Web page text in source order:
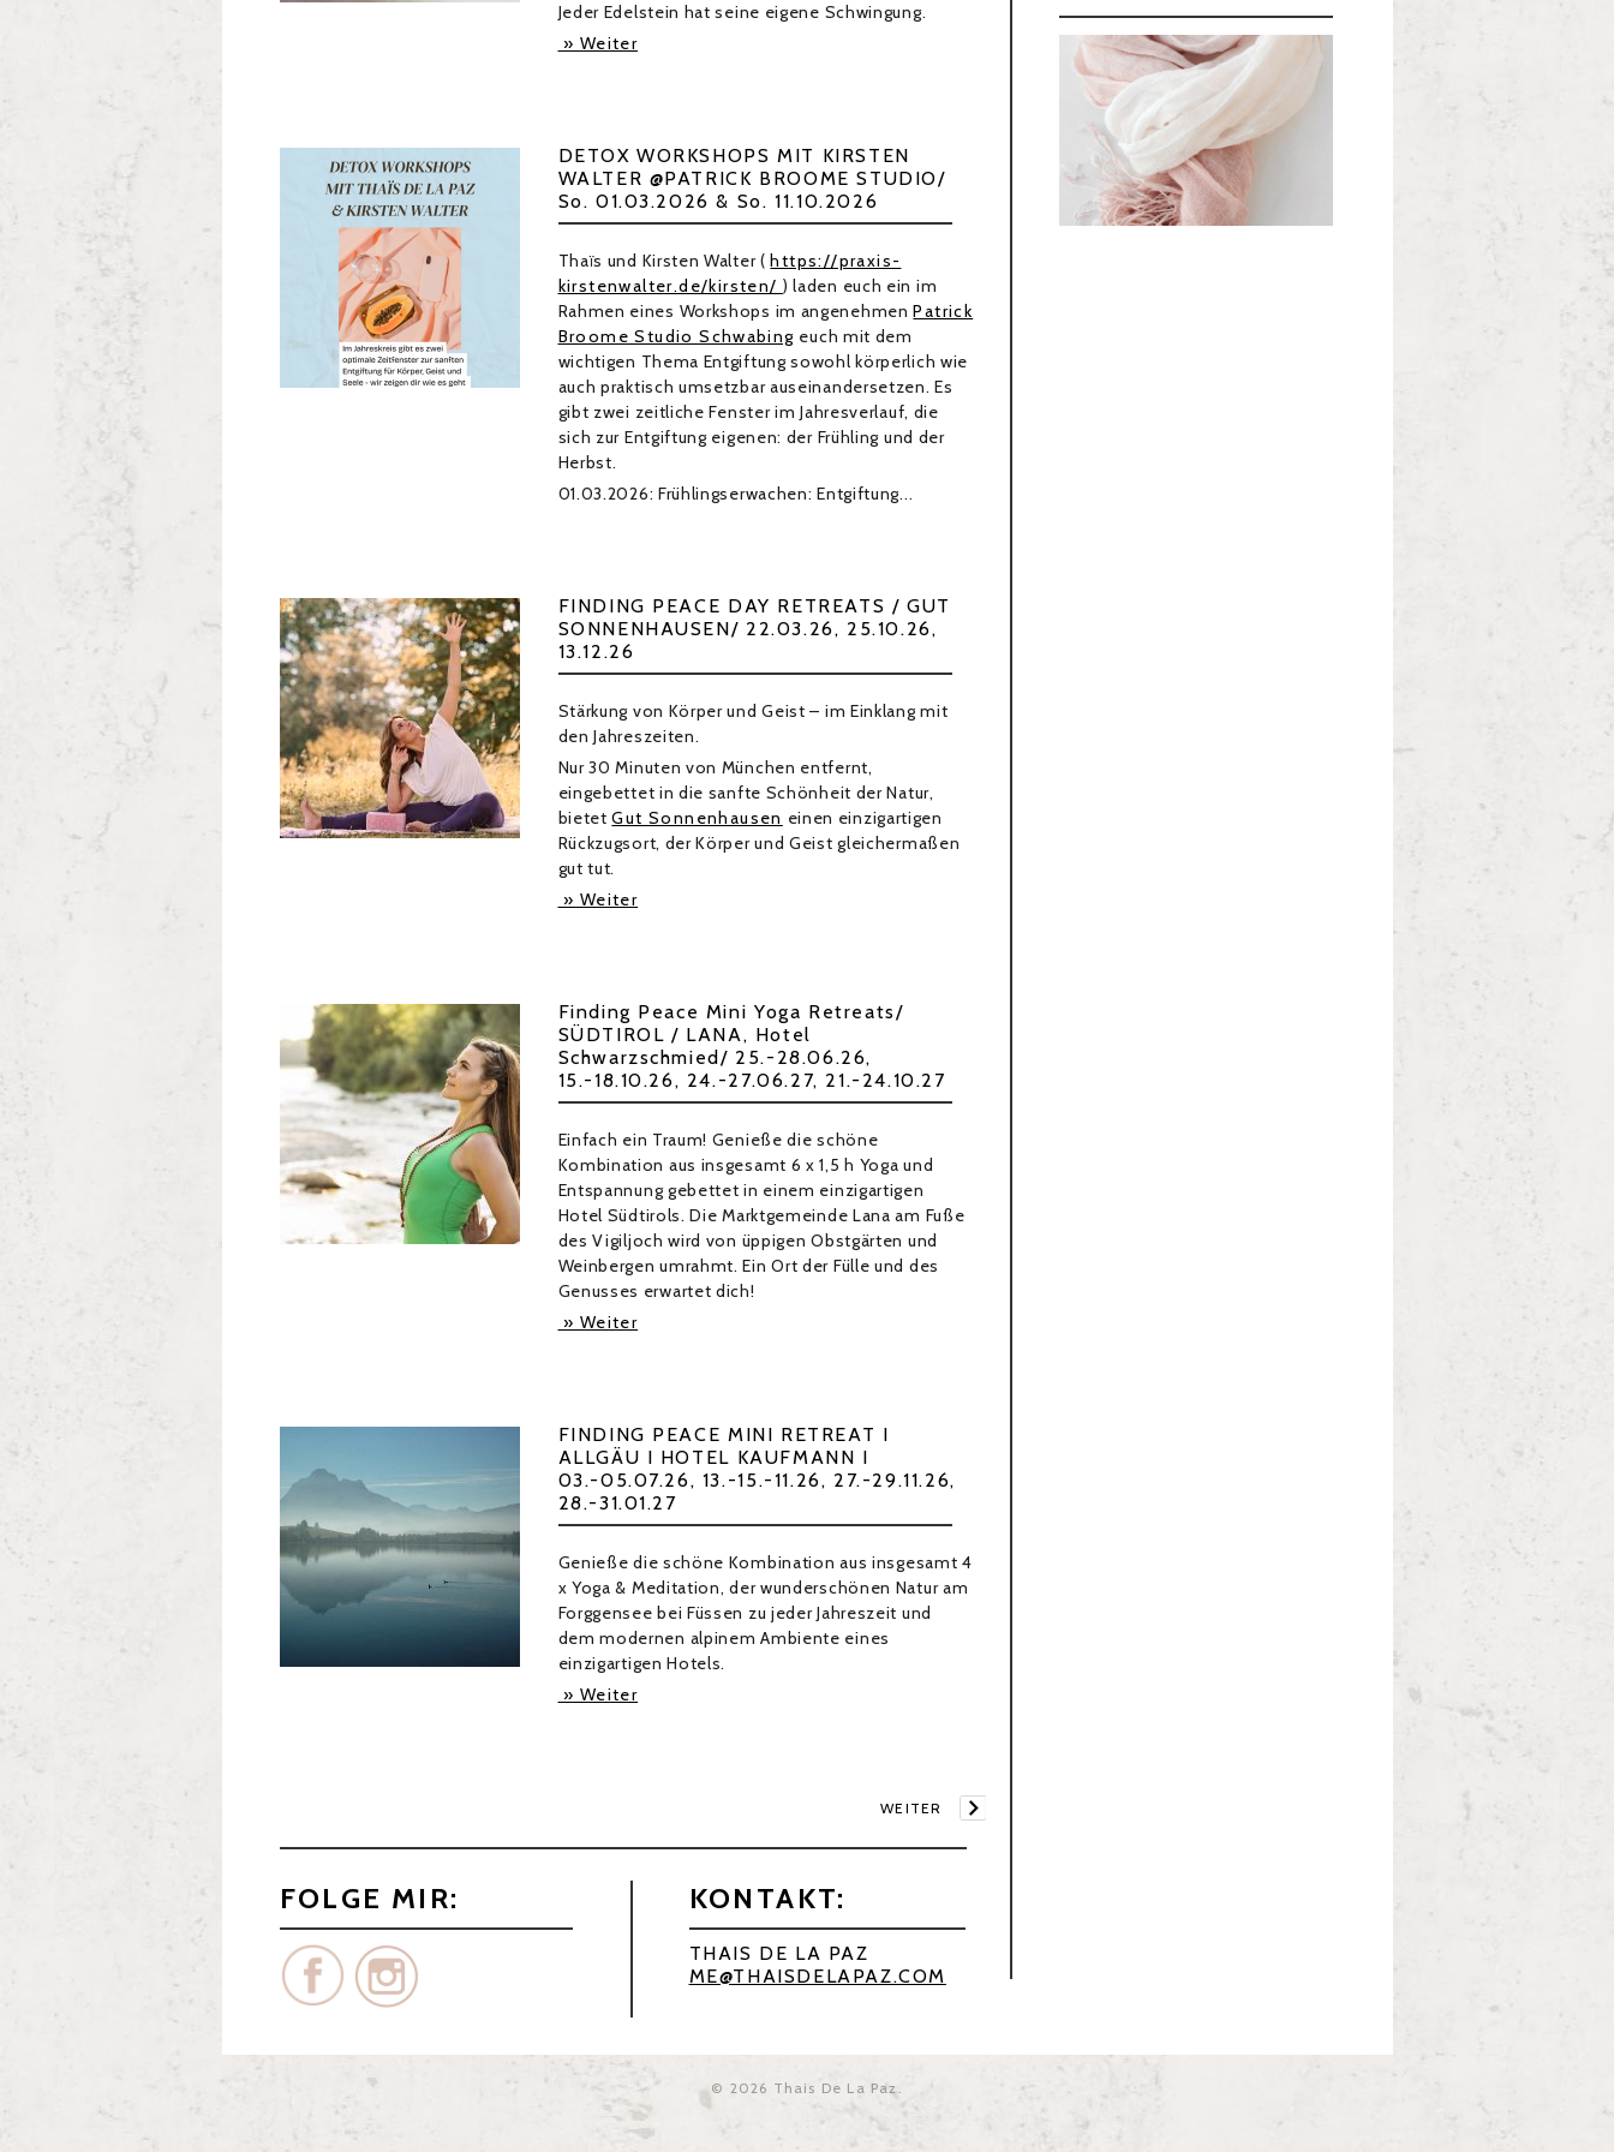
Jeder Edelstein hat seine eigene Schwingung.
» Weiter
DETOX WORKSHOPS MIT KIRSTEN
WALTER @PATRICK BROOME STUDIO/
So. 01.03.2026 & So. 11.10.2026
Thaïs und Kirsten Walter (https://praxis-
kirstenwalter.de/kirsten/ ) laden euch ein im
Rahmen eines Workshops im angenehmenPatrick
Broome Studio Schwabing euch mit dem
wichtigen Thema Entgiftung sowohl körperlich wie
auch praktisch umsetzbar auseinandersetzen. Es
gibt zwei zeitliche Fenster im Jahresverlauf, die
sich zur Entgiftung eigenen: der Frühling und der
Herbst.
01.03.2026: Frühlingserwachen: Entgiftung...
FINDING PEACE DAY RETREATS / GUT
SONNENHAUSEN/ 22.03.26, 25.10.26,
13.12.26
Stärkung von Körper und Geist – im Einklang mit
den Jahreszeiten.
Nur 30 Minuten von München entfernt,
eingebettet in die sanfte Schönheit der Natur,
bietetGut Sonnenhausen einen einzigartigen
Rückzugsort, der Körper und Geist gleichermaßen
gut tut.
» Weiter
Finding Peace Mini Yoga Retreats/
SÜDTIROL / LANA, Hotel
Schwarzschmied/ 25.-28.06.26,
15.-18.10.26, 24.-27.06.27, 21.-24.10.27
Einfach ein Traum! Genieße die schöne
Kombination aus insgesamt 6 x 1,5 h Yoga und
Entspannung gebettet in einem einzigartigen
Hotel Südtirols. Die Marktgemeinde Lana am Fuße
des Vigiljoch wird von üppigen Obstgärten und
Weinbergen umrahmt. Ein Ort der Fülle und des
Genusses erwartet dich!
» Weiter
FINDING PEACE MINI RETREAT I
ALLGÄU I HOTEL KAUFMANN I
03.-05.07.26, 13.-15.-11.26, 27.-29.11.26,
28.-31.01.27
Genieße die schöne Kombination aus insgesamt 4
x Yoga & Meditation, der wunderschönen Natur am
Forggensee bei Füssen zu jeder Jahreszeit und
dem modernen alpinem Ambiente eines
einzigartigen Hotels.
» Weiter
WEITER
FOLGE MIR: KONTAKT:
THAIS DE LA PAZ
ME@THAISDELAPAZ.COM
© 2026 Thais De La Paz .